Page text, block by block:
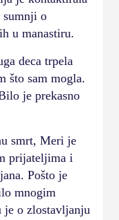
sumnji o
u manastiru.
deca trpela
što sam mogla.
je prekasno
smrt, Meri je
prijateljima i
Pošto je
mnogim
je o zlostavljanju